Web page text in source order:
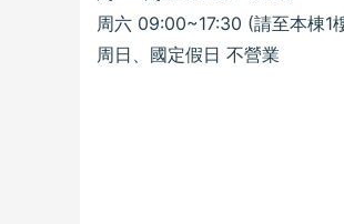
周六 09:00~17:30 (請至本棟1
周日、國定假日 不營業